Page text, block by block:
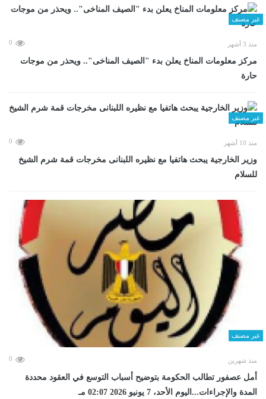
غير مصنف
منذ 3 أشهر 0
مركز معلومات المناخ يعلن بدء "الصيف المناخى".. ويحذر من موجات
حارة
غير مصنف
منذ 10 أشهر 0
وزير الخارجية يبحث هاتفيا مع نظيره اللبنانى مخرجات قمة شرم الشيخ
للسلام
غير مصنف
منذ شهرين 0
أمل عصفور تطالب الحكومة بتوضيح أسباب التوسع في العقود محددة
المدة والإجراءات...اليوم الأحد، 7 يونيو 2026 02:07 مـ